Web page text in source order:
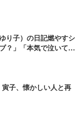
り子）の日記燃やすシ
？」「本気で泣いてる
寅子、懐かしい人と再